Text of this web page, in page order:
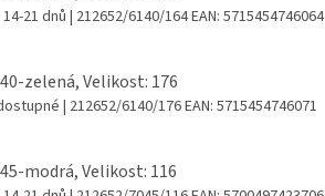
21 dnů| 212652/6140/164EAN: 5715454746064
zelená, Velikost: 176
| 212652/6140/176EAN: 5715454746071
modrá, Velikost: 116